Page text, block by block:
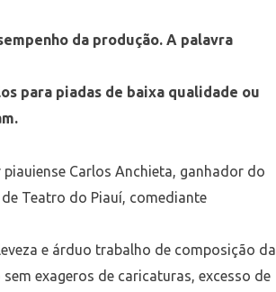
da produção. A palavra
para piadas de baixa qualidade ou
Carlos Anchieta, ganhador do
Teatro do Piauí, comediante
e árduo trabalho de composição da
exageros de caricaturas, excesso de